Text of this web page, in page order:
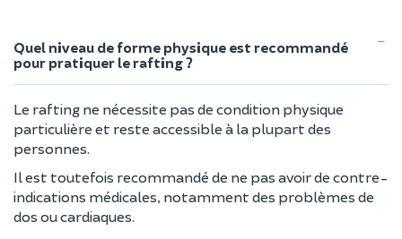
Quel niveau de forme physique est recommandé
pour pratiquer le rafting ?
Le rafting ne nécessite pas de condition physique
particulière et reste accessible à la plupart des
personnes.
Il est toutefois recommandé de ne pas avoir de contre-
indications médicales, notamment des problèmes de
dos ou cardiaques.